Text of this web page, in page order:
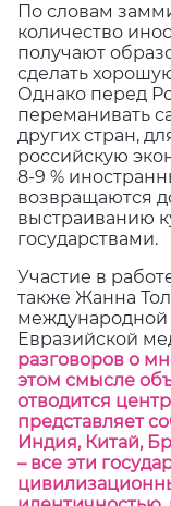
По словам
количество
получают
сделать
Однако перед
переманивать
других стран,
российскую
8-9 %
возвращаются
выстраиванию
государствами.
Участие в
также Жанна
международной
Евразийской
разговоров о
этом смысле
отводится
представляет
Индия, Китай,
– все эти